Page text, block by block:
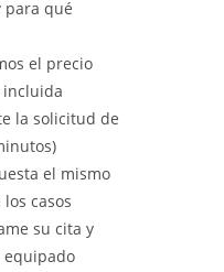
para qué
el precio
la solicitud de
el mismo
casos
su cita y
equipado